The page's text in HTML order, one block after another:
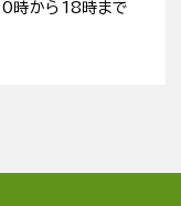
時から18時まで